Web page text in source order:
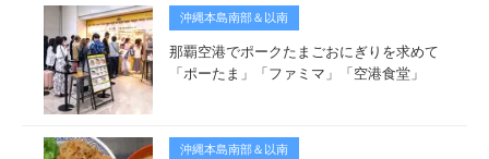
沖縄本島南部＆以南
那覇空港でポークたまごおにぎりを求めて
「ポーたま」「ファミマ」「空港食堂」
沖縄本島南部＆以南